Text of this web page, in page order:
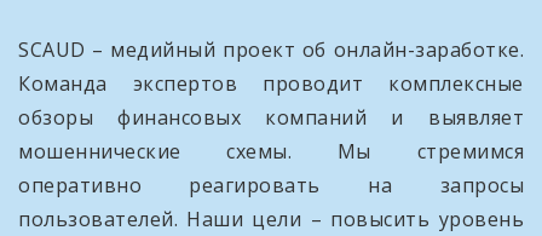
SCAUD – медийный проект об онлайн-заработке.
Команда экспертов проводит комплексные
обзоры финансовых компаний и выявляет
мошеннические схемы. Мы стремимся
оперативно реагировать на запросы
пользователей. Наши цели – повысить уровень